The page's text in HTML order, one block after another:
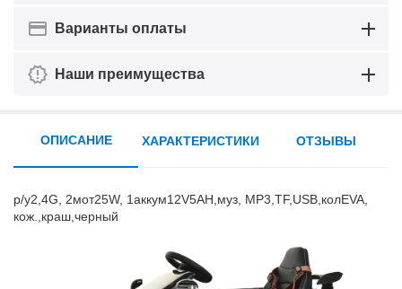
Варианты оплаты
Наши преимущества
ОПИСАНИЕ
р/у2,4G, 2мот25W, 1аккум12V5AH,муз, MP3,TF,USB,колEVA,
кож.,краш,черный
ХАРАКТЕРИСТИКИ ОТЗЫВЫ